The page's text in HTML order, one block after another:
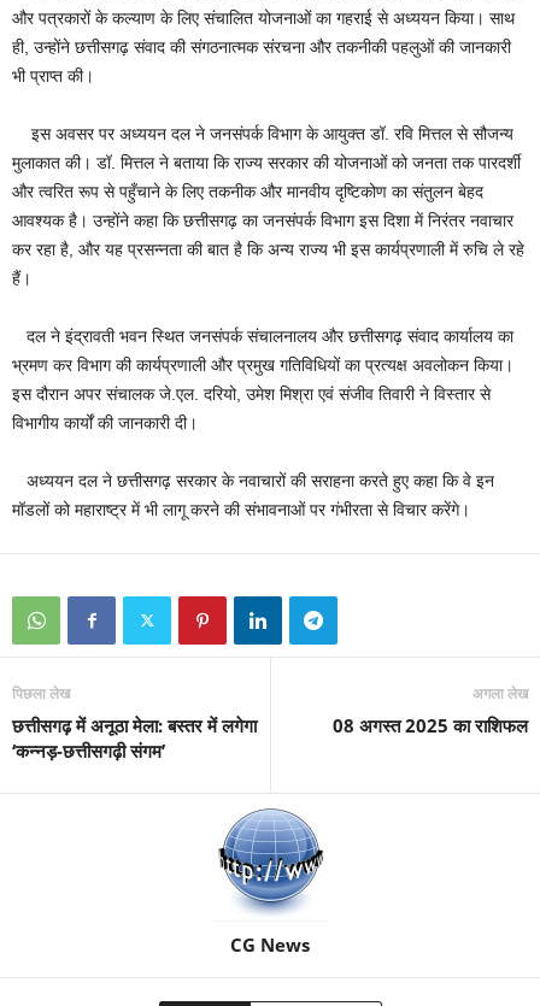
और पत्रकारों के कल्याण के लिए संचालित योजनाओं का गहराई से अध्ययन किया। साथ
ही, उन्होंने छत्तीसगढ़ संवाद की संगठनात्मक संरचना और तकनीकी पहलुओं की जानकारी
भी प्राप्त की।
इस अवसर पर अध्ययन दल ने जनसंपर्क विभाग के आयुक्त डॉ. रवि मित्तल से सौजन्य
मुलाकात की। डॉ. मित्तल ने बताया कि राज्य सरकार की योजनाओं को जनता तक पारदर्शी
और त्वरित रूप से पहुँचाने के लिए तकनीक और मानवीय दृष्टिकोण का संतुलन बेहद
आवश्यक है। उन्होंने कहा कि छत्तीसगढ़ का जनसंपर्क विभाग इस दिशा में निरंतर नवाचार
कर रहा है, और यह प्रसन्नता की बात है कि अन्य राज्य भी इस कार्यप्रणाली में रुचि ले रहे
हैं।
दल ने इंद्रावती भवन स्थित जनसंपर्क संचालनालय और छत्तीसगढ़ संवाद कार्यालय का
भ्रमण कर विभाग की कार्यप्रणाली और प्रमुख गतिविधियों का प्रत्यक्ष अवलोकन किया।
इस दौरान अपर संचालक जे.एल. दरियो, उमेश मिश्रा एवं संजीव तिवारी ने विस्तार से
विभागीय कार्यों की जानकारी दी।
अध्ययन दल ने छत्तीसगढ़ सरकार के नवाचारों की सराहना करते हुए कहा कि वे इन
मॉडलों को महाराष्ट्र में भी लागू करने की संभावनाओं पर गंभीरता से विचार करेंगे।
पिछला लेख
छत्तीसगढ़ में अनूठा मेला: बस्तर में लगेगा
‘कन्नड़-छत्तीसगढ़ी संगम’
अगला लेख
08 अगस्त 2025 का राशिफल
CG News